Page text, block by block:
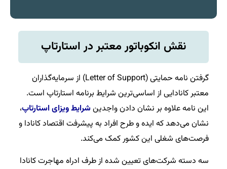
نقش انکوباتور معتبر در استارتاپ
گرفتن نامه حمایتی (Letter of Support) از سرمایه‌گذاران
معتبر کانادایی از اساسی‌ترین شرایط برنامه استارتاپ است.
این نامه علاوه بر نشان دادن واجدین شرایط ویزای استارتاپ،
نشان می‌دهد که ایده و طرح افراد به پیشرفت اقتصاد کانادا و
فرصت‌های شغلی این کشور کمک می‌کند.
سه دسته شرکت‌های تعیین شده از طرف ادراه مهاجرت کانادا